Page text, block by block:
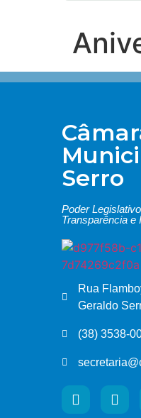
Serro
Poder
Transparência e
Rua
Geraldo
(38) 3538-